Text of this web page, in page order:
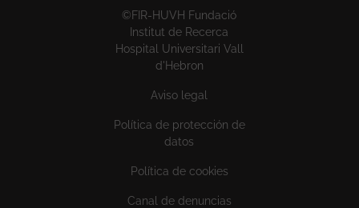
©FIR-HUVH Fundació
Institut de Recerca
Hospital Universitari Vall
d'Hebron
Aviso legal
Política de protección de
datos
Política de cookies
Canal de denuncias